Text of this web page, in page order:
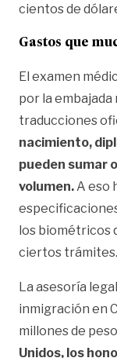
cientos de
Gastos que
El examen
por la embajada
traducciones
nacimiento,
pueden sumar
volumen.A eso
los biométricos
ciertos trámites.
La asesoría
inmigración en
millones de
Unidos, los